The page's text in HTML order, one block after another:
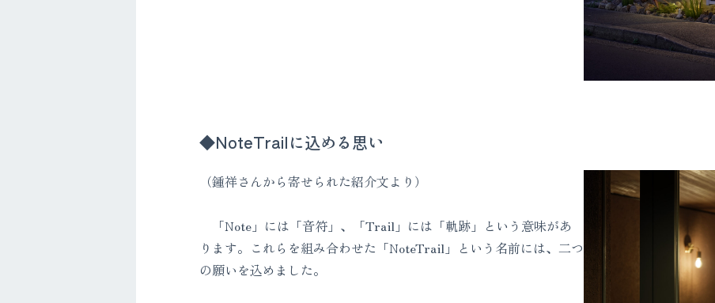
◆NoteTrailに込める思い
（鍾祥さんから寄せられた紹介文より）
「Note」には「音符」、「Trail」には「軌跡」という意味があ
ります。これらを組み合わせた「NoteTrail」という名前には、二つ
の願いを込めました。